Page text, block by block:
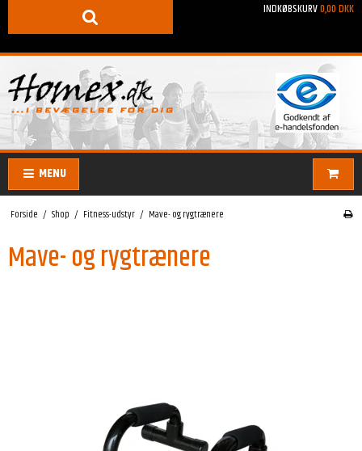
INDKØBSKURV0,00 DKK
MENU
Forside / Shop / Fitness-udstyr / Mave- og rygtrænere
Mave- og rygtrænere